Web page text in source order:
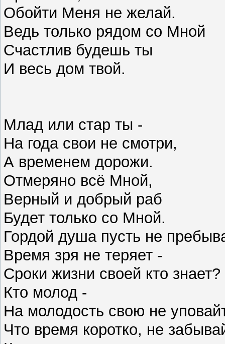
Обойти Меня не желай.
Ведь только рядом со Мной
Счастлив будешь ты
И весь дом твой.
Млад или стар ты -
На года свои не смотри,
А временем дорожи.
Отмеряно всё Мной,
Верный и добрый раб
Будет только со Мной.
Гордой душа пусть не
Время зря не теряет -
Сроки жизни своей кто знает?
Кто молод -
На молодость свою не
Что время коротко, не